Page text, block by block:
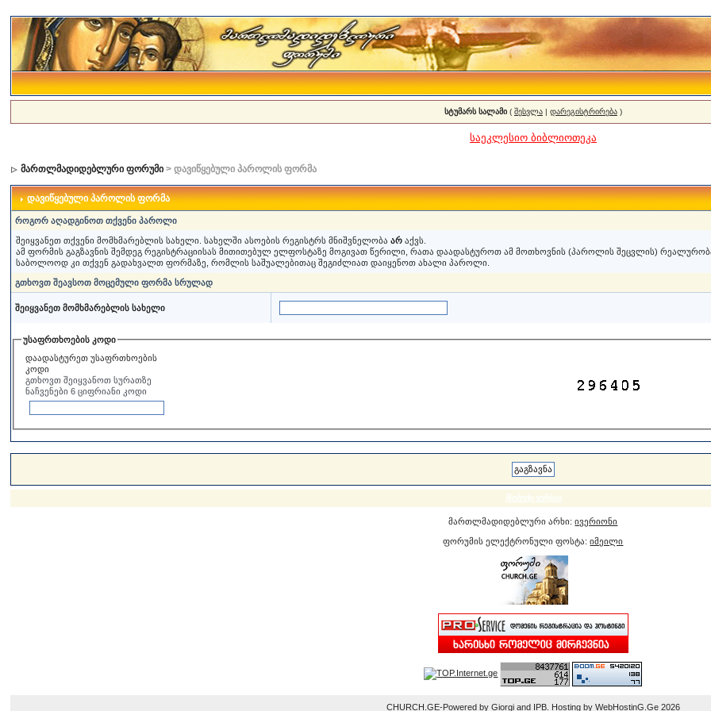
სტუმარს სალამი( შესვლა| დარეგისტრირება)
საეკლესიო ბიბლიოთეკა
მართლმადიდებლური ფორუმი > დავიწყებული პაროლის ფორმა
დავიწყებული პაროლის ფორმა
როგორ აღადგინოთ თქვენი პაროლი
შეიყვანეთ თქვენი მომხმარებლის სახელი. სახელში ასოების რეგისტრს მნიშვნელობაარ აქვს.
ამ ფორმის გაგზავნის შემდეგ რეგისტრაციისას მითითებულ ელფოსტაზე მოგივათ წერილი, რათა დაადასტუროთ ამ მოთხოვნის (პაროლის შეცვლის)
საბოლოოდ კი თქვენ გადახვალთ ფორმაზე, რომლის საშუალებითაც შეგიძლიათ დაიყენოთ ახალი პაროლი.
გთხოვთ შეავსოთ მოცემული ფორმა სრულად
შეიყვანეთ მომხმარებლის სახელი
უსაფრთხოების კოდი
დაადასტურეთ უსაფრთხოების
კოდი
გთხოვთ შეიყვანოთ სურათზე
ნაჩვენები 6 ციფრიანი კოდი
მსუბუქი ვერსია
მართლმადიდებლური არხი:ივერიონი
ფორუმის ელექტრონული ფოსტა:იმეილი
CHURCH.GE-Powered by Giorgi and IPB. Hosting by WebHostinG.Ge 2026